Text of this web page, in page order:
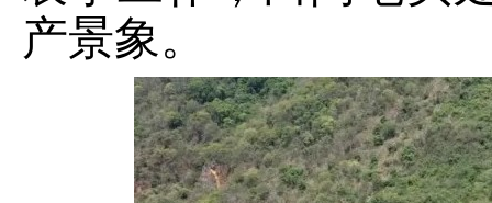
产景象。